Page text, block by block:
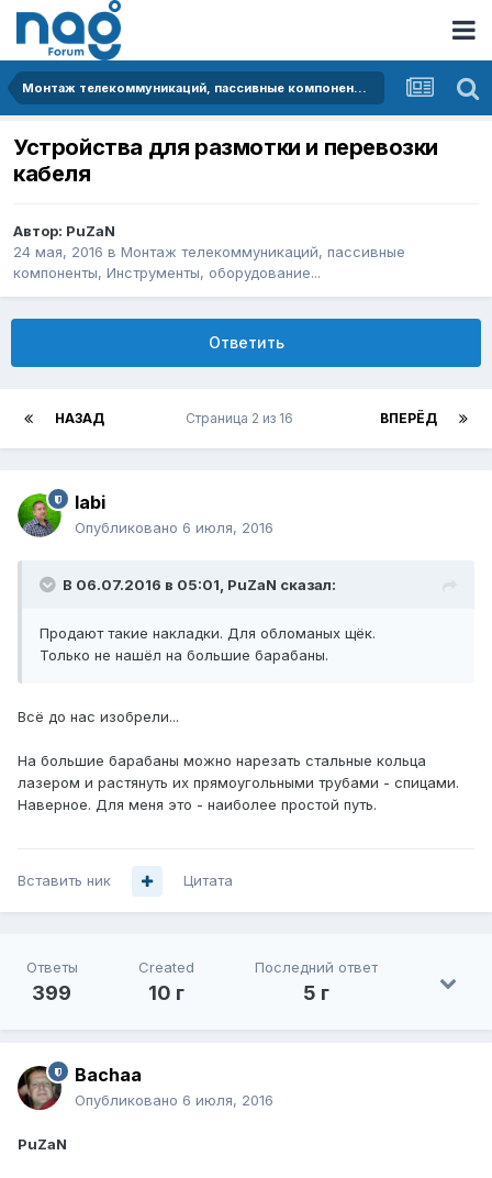
Монтаж телекоммуникаций, пассивные компоненты, Инструменты, оборудование...
Устройства для размотки и перевозки
кабеля
Автор: PuZaN
24 мая, 2016 в Монтаж телекоммуникаций, пассивные
компоненты, Инструменты, оборудование...
Ответить
НАЗАД ВПЕРЁД
Страница 2 из 16
labi
Опубликовано 6 июля, 2016
В 06.07.2016 в 05:01, PuZaN сказал:
Продают такие накладки. Для обломаных щёк.
Только не нашёл на большие барабаны.
Всё до нас изобрели...
На большие барабаны можно нарезать стальные кольца
лазером и растянуть их прямоугольными трубами - спицами.
Наверное. Для меня это - наиболее простой путь.
Вставить ник Цитата
Ответы
399
Created
10 г
Последний ответ
5 г
Bachaa
Опубликовано 6 июля, 2016
PuZaN